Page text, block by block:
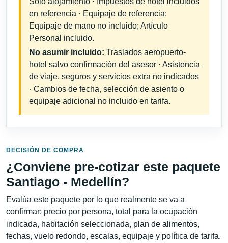
en referencia · Equipaje de referencia:
Equipaje de mano no incluido; Artículo
Personal incluido.
No asumir incluido: Traslados aeropuerto-
hotel salvo confirmación del asesor · Asistencia
de viaje, seguros y servicios extra no indicados
· Cambios de fecha, selección de asiento o
equipaje adicional no incluido en tarifa.
DECISIÓN DE COMPRA
¿Conviene pre-cotizar este paquete
Santiago - Medellín?
Evalúa este paquete por lo que realmente se va a
confirmar: precio por persona, total para la ocupación
indicada, habitación seleccionada, plan de alimentos,
fechas, vuelo redondo, escalas, equipaje y política de tarifa.